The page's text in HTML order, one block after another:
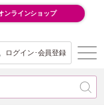
ンラインショップ
ログイン･会員登録